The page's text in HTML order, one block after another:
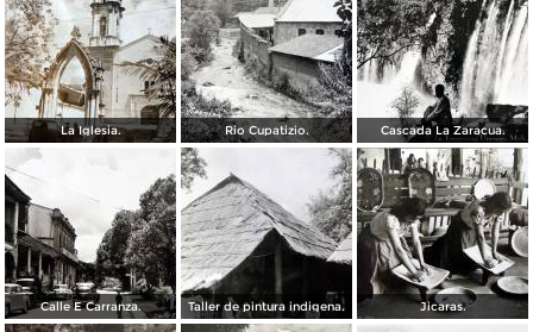
La Iglesia. Rio Cupatizio. Cascada La Zaracua.
Calle E Carranza. Taller de pintura indigena. Jicaras.